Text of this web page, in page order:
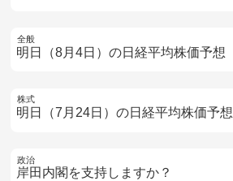
全般
明日（8月4日）の日経平均株価予想
株式
明日（7月24日）の日経平均株価予想
政治
岸田内閣を支持しますか？